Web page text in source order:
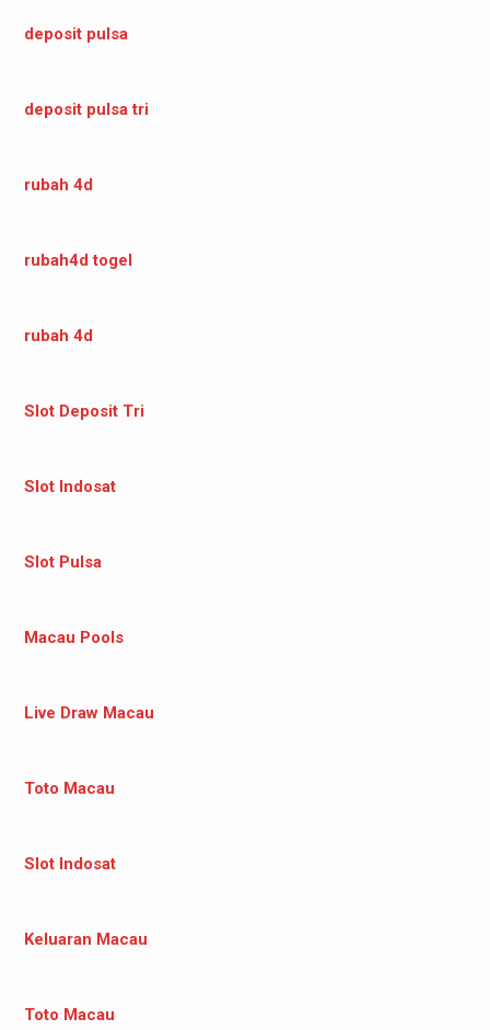
deposit pulsa
deposit pulsa tri
rubah 4d
rubah4d togel
rubah 4d
Slot Deposit Tri
Slot Indosat
Slot Pulsa
Macau Pools
Live Draw Macau
Toto Macau
Slot Indosat
Keluaran Macau
Toto Macau